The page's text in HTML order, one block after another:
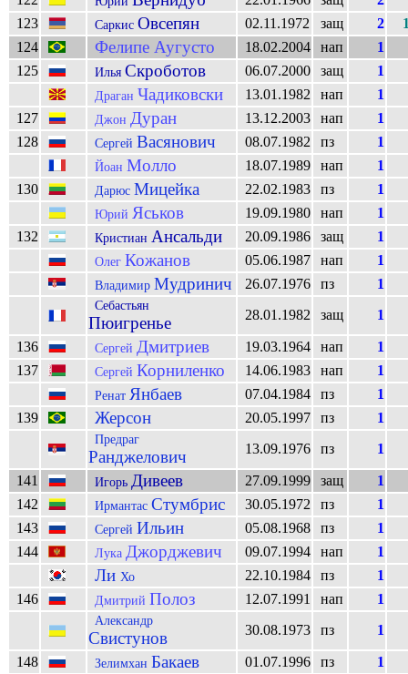
123
Саркис Овсепян 02.11.1972 защ 2
124
Фелипе Аугусто 18.02.2004 нап
1
125
Илья Скроботов 06.07.2000 защ 1
Драган Чадиковски 13.01.1982 нап
1
127
Джон Дуран 13.12.2003 нап
1
128
Сергей Васянович 08.07.1982 пз 1
Йоан Молло 18.07.1989 нап
1
130
Дарюс Мицейка 22.02.1983 пз 1
Юрий Яськов 19.09.1980 нап
1
132
Кристиан Ансальди 20.09.1986 защ 1
Олег Кожанов 05.06.1987 нап 1
Владимир Мудринич 26.07.1976 пз 1
Себастьян
Пюигренье 28.01.1982 защ 1
136 Сергей Дмитриев 19.03.1964 нап
1
137
Сергей Корниленко 14.06.1983 нап 1
Ренат Янбаев 07.04.1984 пз
1
139
Жерсон 20.05.1997 пз 1
Предраг
Ранджелович 13.09.1976 пз 1
141 Игорь Дивеев 27.09.1999 защ
1
142
Ирмантас Стумбрис 30.05.1972 пз
1
143
Сергей Ильин 05.08.1968 пз
1
144
Лука Джорджевич 09.07.1994 нап 1
Ли Хо 22.10.1984 пз
1
146
Дмитрий Полоз 12.07.1991 нап 1
Александр
Свистунов 30.08.1973 пз 1
148 Зелимхан Бакаев 01.07.1996 пз
1